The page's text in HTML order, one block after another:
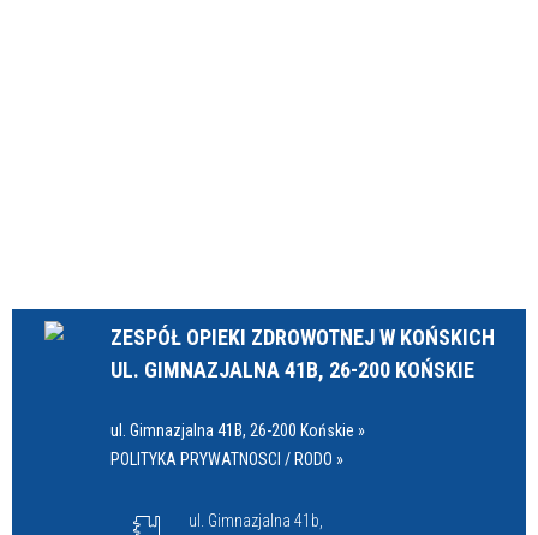
ZESPÓŁ OPIEKI ZDROWOTNEJ W KOŃSKICH
UL. GIMNAZJALNA 41B, 26-200 KOŃSKIE
ul. Gimnazjalna 41B, 26-200 Końskie »
POLITYKA PRYWATNOSCI / RODO »
ul. Gimnazjalna 41b,